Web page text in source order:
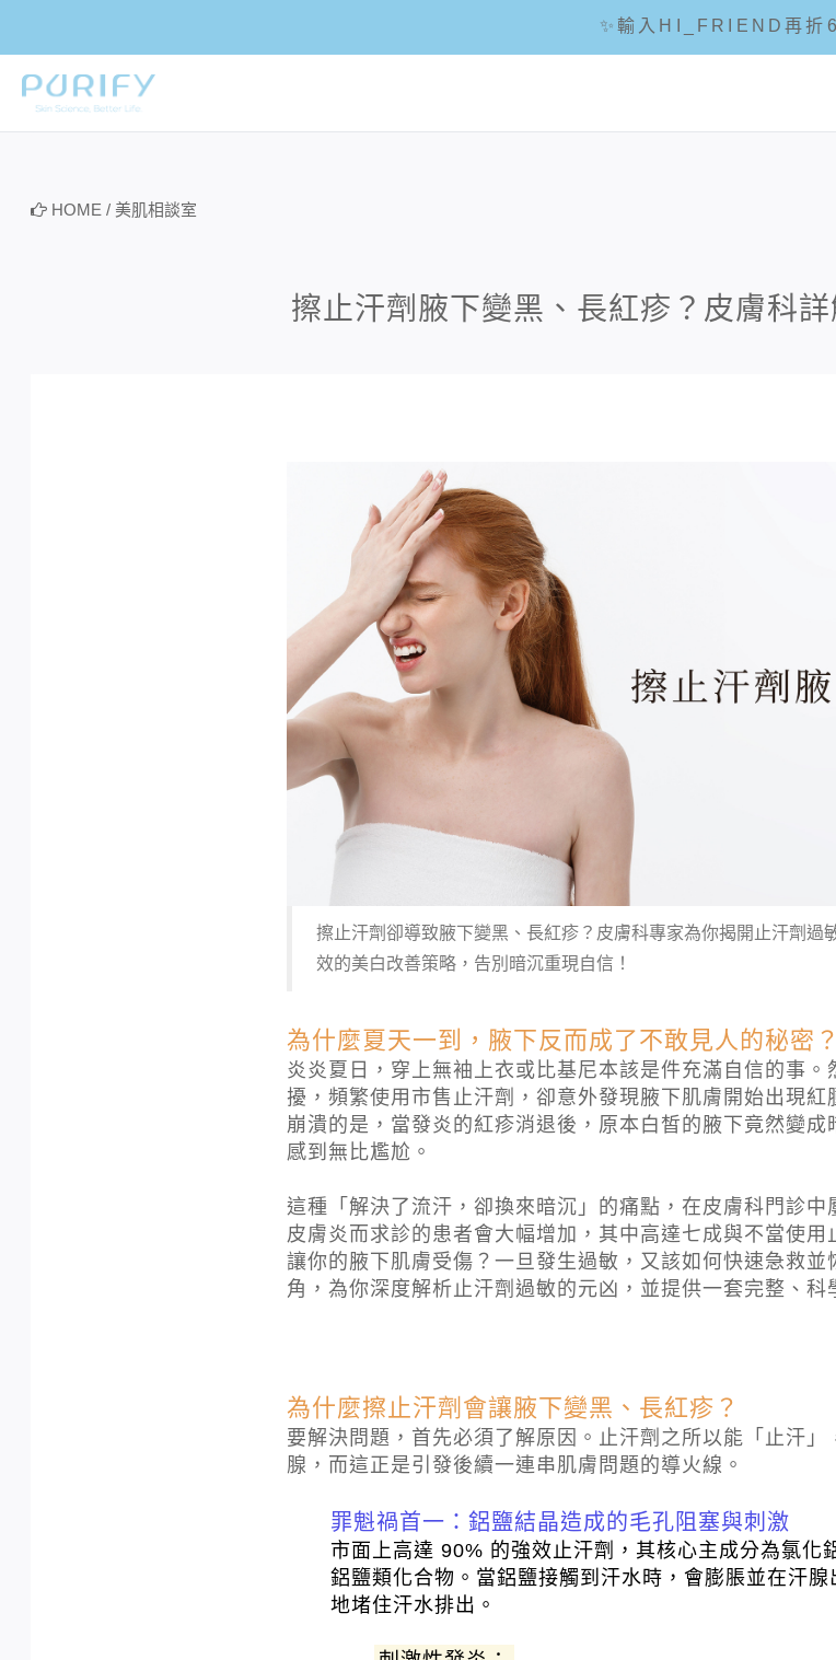
PURIFY
✨輸入HI_FRIEND再折
🌟全館滿1200免運🌟
HOME /美肌相談室
擦止汗劑腋下變黑、長紅疹？皮膚科
擦止汗劑卻導致腋下變黑、長紅疹？皮膚科專家為你揭開止汗劑過
效的美白改善策略，告別暗沉重現自信！
為什麼夏天一到，腋下反而成了不敢見人的秘密？
炎炎夏日，穿上無袖上衣或比基尼本該是件充滿自信的事
擾，頻繁使用市售止汗劑，卻意外發現腋下肌膚開始出現
崩潰的是，當發炎的紅疹消退後，原本白皙的腋下竟然變
感到無比尷尬。
這種「解決了流汗，卻換來暗沉」的痛點，在皮膚科門診
皮膚炎而求診的患者會大幅增加，其中高達七成與不當使
讓你的腋下肌膚受傷？一旦發生過敏，又該如何快速急救
角，為你深度解析止汗劑過敏的元凶，並提供一套完整、科
為什麼擦止汗劑會讓腋下變黑、長紅疹？
要解決問題，首先必須了解原因。止汗劑之所以能「止汗
腺，而這正是引發後續一連串肌膚問題的導火線。
罪魁禍首一：鋁鹽結晶造成的毛孔阻塞與刺激
市面上高達 90% 的強效止汗劑，其核心主成分為氯
鋁鹽類化合物。當鋁鹽接觸到汗水時，會膨脹並在汗
地堵住汗水排出。